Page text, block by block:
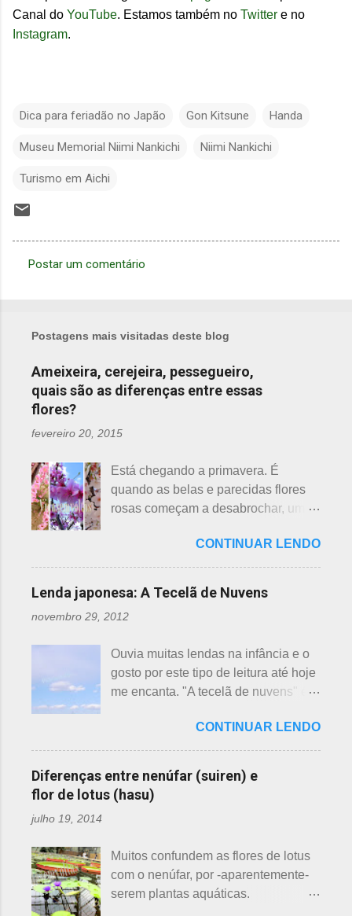
Canal do YouTube. Estamos também no Twitter e no
Instagram.
Dica para feriadão no Japão Gon Kitsune Handa
Museu Memorial Niimi Nankichi Niimi Nankichi
Turismo em Aichi
n
t
á
r
o
s
Postar um comentário
Postagens mais visitadas deste blog
Ameixeira, cerejeira, pessegueiro,
quais são as diferenças entre essas
flores?
fevereiro 20, 2015
Está chegando a primavera. É
quando as belas e parecidas flores
rosas começam a desabrochar, uma
fevereiro, a segunda em março e, no
final de março até abril, as cerejeiras.
Lembrando que o clima pode
ou atrasando a florescência. Também
identificação ou com o nome das
flores, pelas cores e algumas
semelhanças. Saiba como identificar
parecidas: - Ameixeira - Ume 梅 A
primeira a florescer é a ameixeira.
Particularmente, dessas 3 flores,
gosto mais da ameixeira. O período
Ameixeiras não tem caule e as flores
brotam diretamente dos ramos. Cada
junta no botão tem apenas uma flor e
é relativamente espaçoso. As pétalas
CONTINUAR LENDO
Lenda japonesa: A Tecelã de Nuvens
novembro 29, 2012
Ouvia muitas lendas na infância e o
gosto por este tipo de leitura até hoje
me encanta. "A tecelã de nuvens" é
japonesas e - embora muitos
conheçam - compartilho aos que
ainda não tiveram essa
oportunidade. A tecelã de nuvens Há
muito tempo atrás, na terra do sol
suas terras para o plantio. Sozinho
no mundo e muito triste, pois a mãe,
que era tecelã, havia falecido
CONTINUAR LENDO
Diferenças entre nenúfar (suiren) e
flor de lotus (hasu)
julho 19, 2014
Muitos confundem as flores de lotus
com o nenúfar, por -aparentemente-
serem plantas aquáticas.